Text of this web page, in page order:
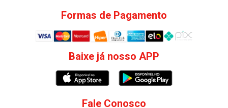
Formas de Pagamento
Baixe já nosso APP
Fale Conosco